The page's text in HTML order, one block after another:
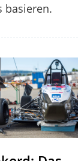
basieren.